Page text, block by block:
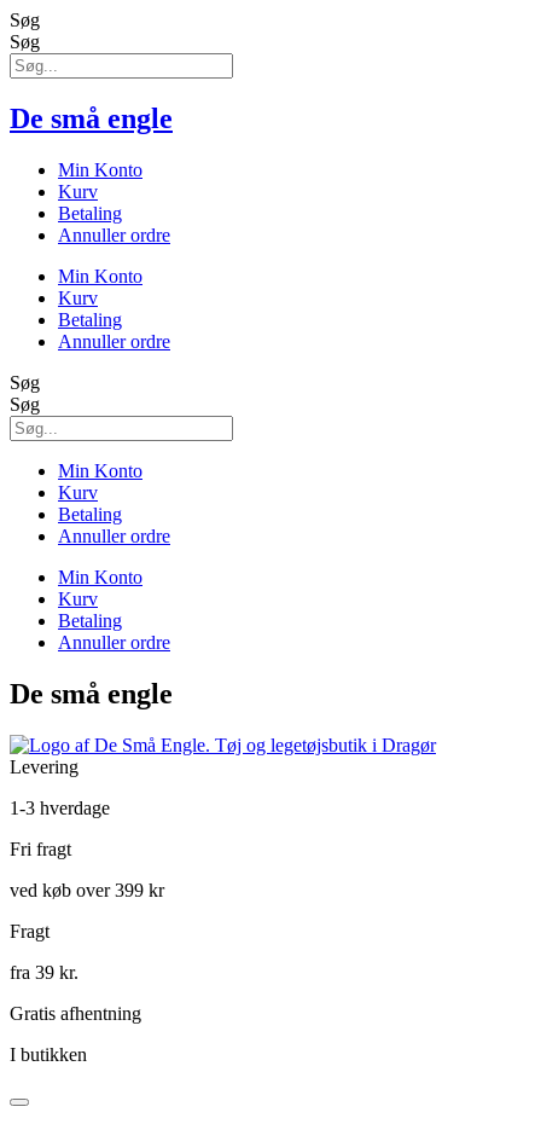
Søg
Søg
De små engle
Min Konto
Kurv
Betaling
Annuller ordre
Min Konto
Kurv
Betaling
Annuller ordre
Søg
Søg
Min Konto
Kurv
Betaling
Annuller ordre
Min Konto
Kurv
Betaling
Annuller ordre
De små engle
Levering
1-3 hverdage
Fri fragt
ved køb over 399 kr
Fragt
fra 39 kr.
Gratis afhentning
I butikken